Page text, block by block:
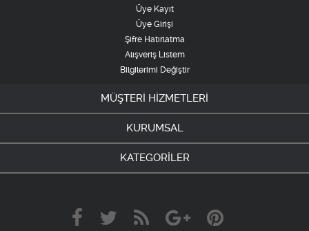
Üye Kayıt
Üye Girişi
Şifre Hatırlatma
Alışveriş Listem
Bilgilerimi Değiştir
MÜŞTERİ HİZMETLERİ
KURUMSAL
KATEGORİLER